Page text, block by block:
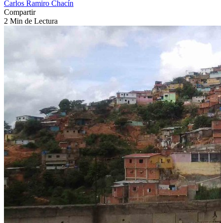
Carlos Ramiro Chacín
Compartir
2 Min de Lectura